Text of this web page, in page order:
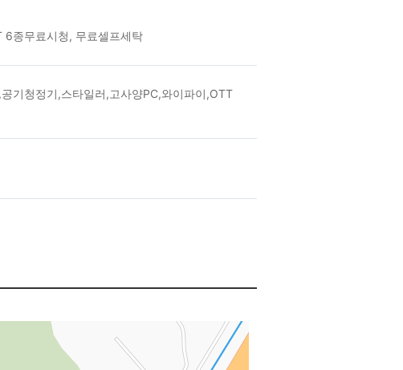
6종무료시청, 무료셀프세탁
기청정기,스타일러,고사양PC,와이파이,OTT